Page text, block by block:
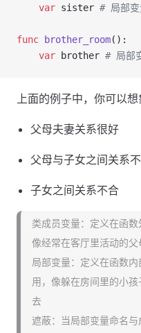
    var
sister # 局部变
func brother_room():
    var
brother # 局部
上面的例子中，你可以
父母夫妻关系很好
父母与子女之间关系
子女之间关系不合
类成员变量：定义在函数
像经常在客厅里活动的
局部变量：定义在函数
用，像躲在房间里的小
去
遮蔽：当局部变量命名与